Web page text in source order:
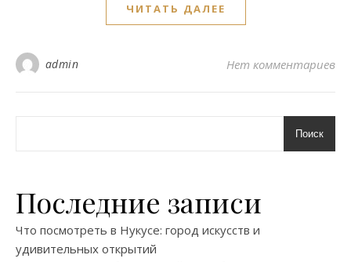
ЧИТАТЬ ДАЛЕЕ
admin Нет комментариев
Поиск
Последние записи
Что посмотреть в Нукусе: город искусств и
удивительных открытий